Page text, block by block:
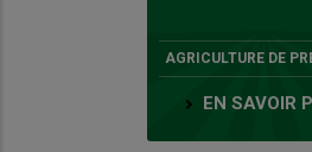
AGRICULTURE DE
EN SAVOIR